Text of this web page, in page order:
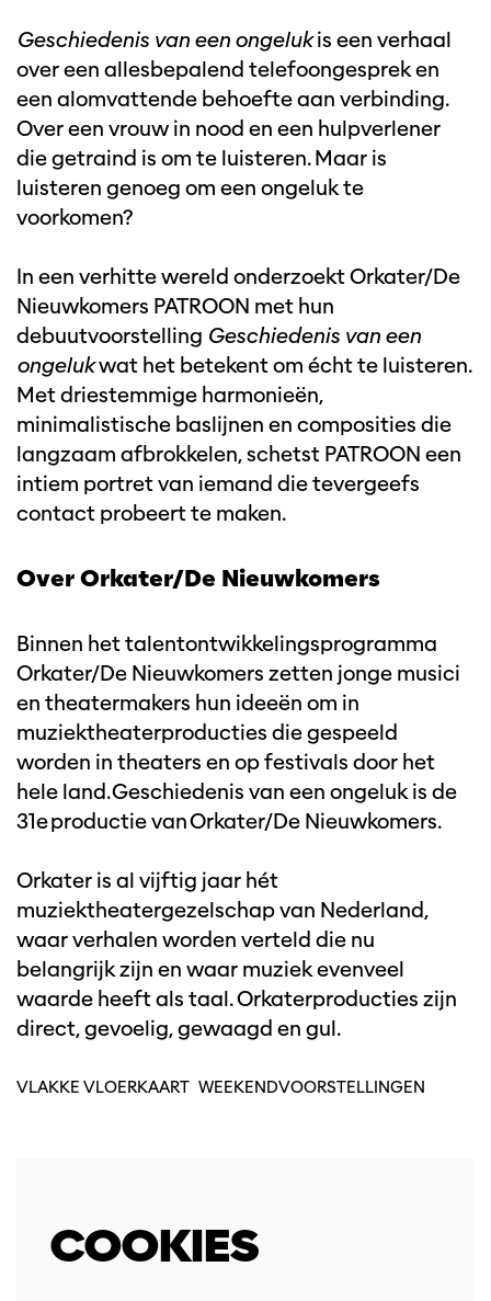
Geschiedenis van een ongelukis een verhaal
over een allesbepalend telefoongesprek en
een alomvattende behoefte aan verbinding.
Over een vrouw in nood en een hulpverlener
die getraind is om te luisteren. Maar is
luisteren genoeg om een ongeluk te
voorkomen?
In een verhitte wereld onderzoekt Orkater/De
Nieuwkomers PATROON met hun
debuutvoorstelling Geschiedenis van een
ongelukwat het betekent om écht te luisteren.
Met driestemmige harmonieën,
minimalistische baslijnen en composities die
langzaam afbrokkelen, schetst PATROON een
intiem portret van iemand die tevergeefs
contact probeert te maken.
Over Orkater/De Nieuwkomers
Binnen het talentontwikkelingsprogramma
Orkater/De Nieuwkomers zetten jonge musici
en theatermakers hun ideeën om in
muziektheaterproducties die gespeeld
worden in theaters en op festivals door het
hele land. Geschiedenis van een ongeluk is de
31e productie van Orkater/De Nieuwkomers.
Orkater is al vijftig jaar hét
muziektheatergezelschap van Nederland,
waar verhalen worden verteld die nu
belangrijk zijn en waar muziek evenveel
waarde heeft als taal. Orkaterproducties zijn
direct, gevoelig, gewaagd en gul.
VLAKKE VLOERKAART WEEKENDVOORSTELLINGEN
COOKIES